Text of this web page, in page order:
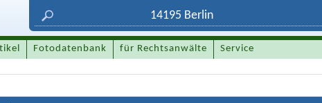
Fotodatenbank für Rechtsanwälte Service